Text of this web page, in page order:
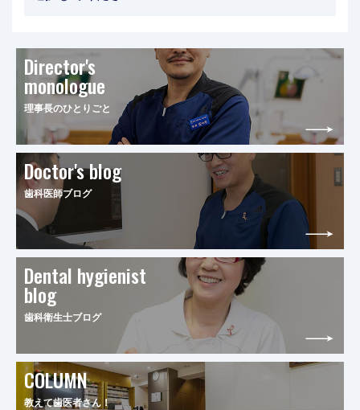
Director's
monologue
理事長のひとりごと
Doctor's blog
歯科医師ブログ
Dental hygienist
blog
歯科衛生士ブログ
COLUMN
教えて歯医者さん！